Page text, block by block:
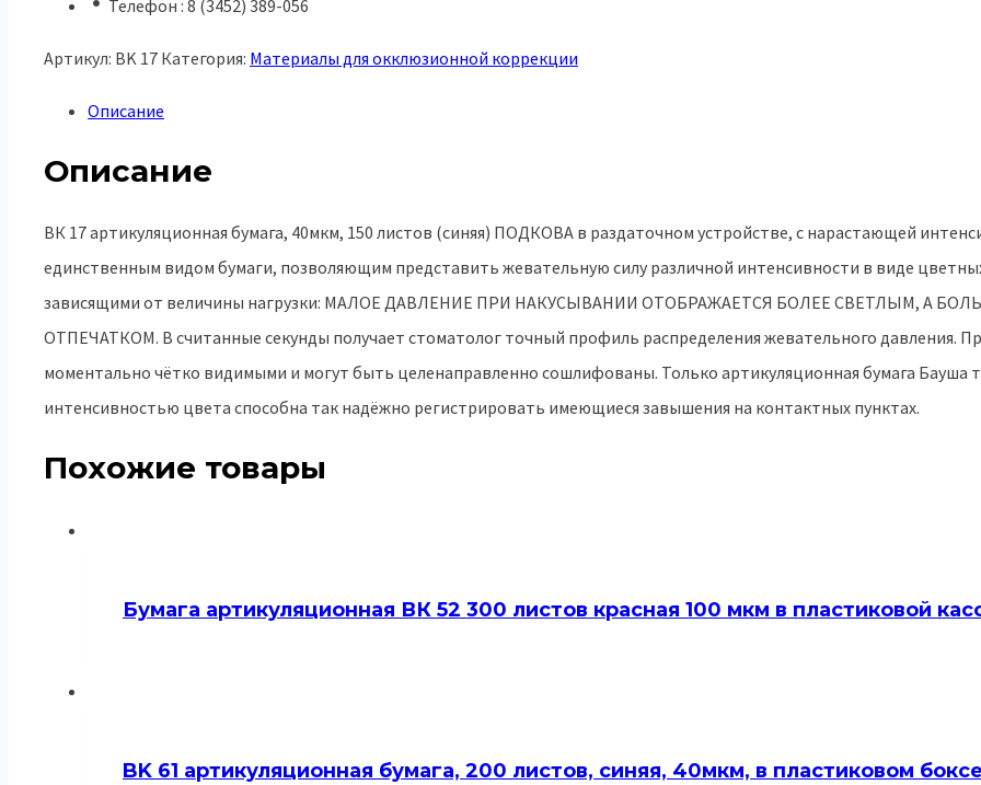
Телефон : 8 (3452) 389-056
Артикул: BK 17 Категория: Материалы для окклюзионной коррекции
Описание
Описание
ВК 17 артикуляционная бумага, 40мкм, 150 листов (синяя) ПОДКОВА в раздаточном устройствe, с нарастающей
единственным видом бумаги, позволяющим представить жевательную силу различной интенсивности в виде
зависящими от величины нагрузки: МАЛОЕ ДАВЛЕНИЕ ПРИ НАКУСЫВАНИИ ОТОБРАЖАЕТСЯ БОЛЕЕ СВЕТЛЫМ, А
ОТПЕЧАТКОМ. В считанные секунды получает стоматолог точный профиль распределения жевательного давления.
моментально чётко видимыми и могут быть целенаправленно сошлифованы. Только артикуляционная бумага
интенсивностью цвета способна так надёжно регистрировать имеющиеся завышения на контактных пунктах.
Похожие товары
Бумага артикуляционная ВК 52 300 листов красная 100 мкм в пластиковой
BK 61 артикуляционная бумага, 200 листов, синяя, 40мкм, в пластиковом